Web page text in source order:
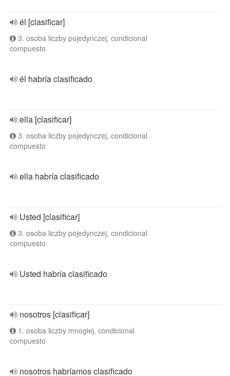
él [clasificar]
3. osoba liczby pojedynczej, condicional
compuesto
él habría clasificado
ella [clasificar]
3. osoba liczby pojedynczej, condicional
compuesto
ella habría clasificado
Usted [clasificar]
3. osoba liczby pojedynczej, condicional
compuesto
Usted habría clasificado
nosotros [clasificar]
1. osoba liczby mnogiej, condicional
compuesto
nosotros habríamos clasificado